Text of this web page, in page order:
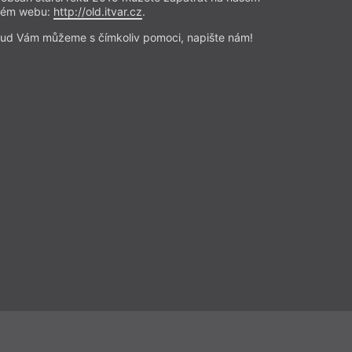
ze Silvestra, vycházel z podthují
I na poměry raného ledna
webu: http://old.itvar.cz.
Vám můžeme s čímkoliv pomoci, napište nám!